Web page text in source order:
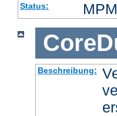
Status: MPM
Beschreibung: